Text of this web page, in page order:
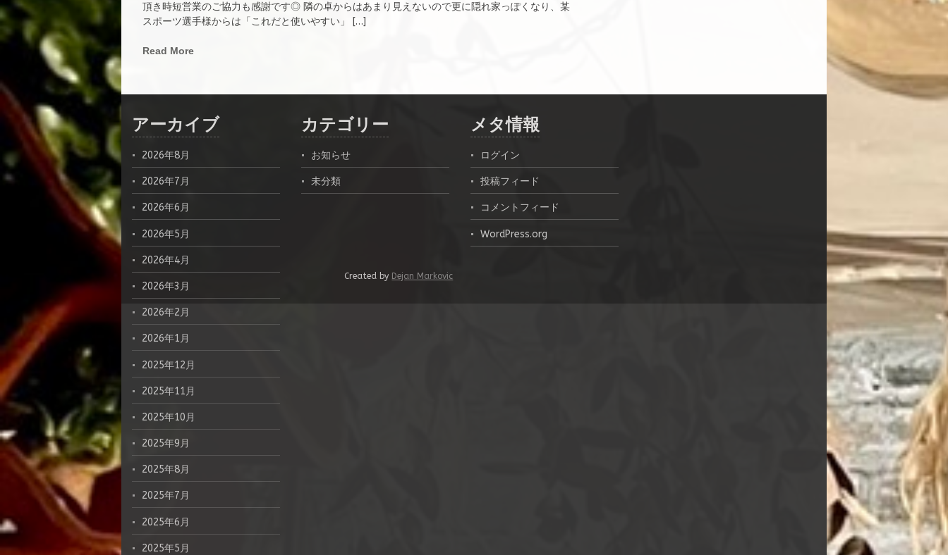
頂き時短営業のご協力も感謝です◎ 隣の卓からはあまり見えないので更に隠れ家っぽくなり、某
スポーツ選手様からは「これだと使いやすい」 […]
Read More
アーカイブ
2026年8月
2026年7月
2026年6月
2026年5月
2026年4月
2026年3月
2026年2月
2026年1月
2025年12月
2025年11月
2025年10月
2025年9月
2025年8月
2025年7月
2025年6月
2025年5月
カテゴリー
お知らせ
未分類
メタ情報
ログイン
投稿フィード
コメントフィード
WordPress.org
Created by Dejan Markovic